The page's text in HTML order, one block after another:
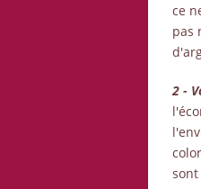
ce
pas
2 -